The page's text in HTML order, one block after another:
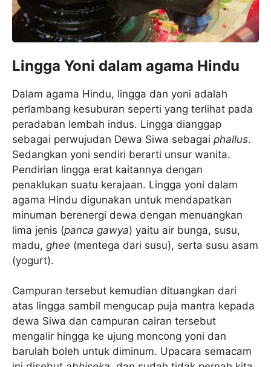
Lingga Yoni dalam agama Hindu
Dalam agama Hindu, lingga dan yoni adalah
perlambang kesuburan seperti yang terlihat pada
peradaban lembah indus. Lingga dianggap
sebagai perwujudan Dewa Siwa sebagai phallus.
Sedangkan yoni sendiri berarti unsur wanita.
Pendirian lingga erat kaitannya dengan
penaklukan suatu kerajaan. Lingga yoni dalam
agama Hindu digunakan untuk mendapatkan
minuman berenergi dewa dengan menuangkan
lima jenis (panca gawya) yaitu air bunga, susu,
madu, ghee (mentega dari susu), serta susu asam
(yogurt).
Campuran tersebut kemudian dituangkan dari
atas lingga sambil mengucap puja mantra kepada
dewa Siwa dan campuran cairan tersebut
mengalir hingga ke ujung moncong yoni dan
barulah boleh untuk diminum. Upacara semacam